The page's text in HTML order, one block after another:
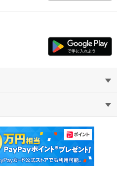
中古マンション
中古一戸建て
教えて！住まいの先生